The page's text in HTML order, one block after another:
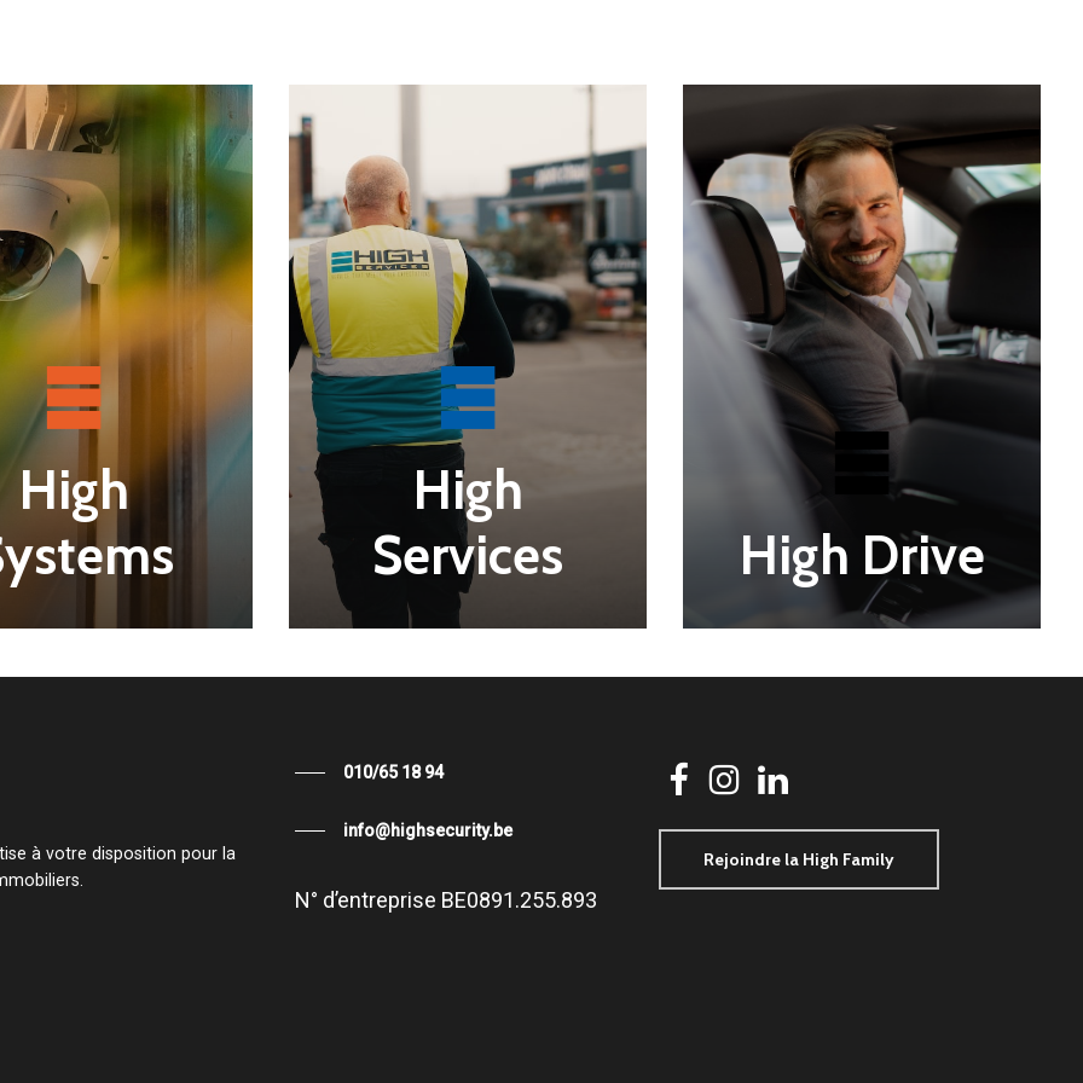
High
High
Services
High Drive
à votre disposition pour la
010/65 18 94
info@highsecurity.be
N° d’entreprise BE0891.255.893
Rejoindre la High Family